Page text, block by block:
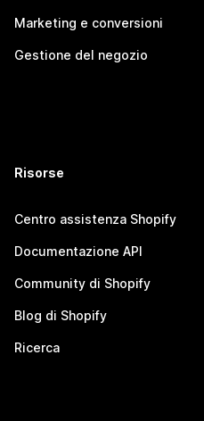
Marketing e conversioni
Gestione del negozio
Risorse
Centro assistenza Shopify
Documentazione API
Community di Shopify
Blog di Shopify
Ricerca